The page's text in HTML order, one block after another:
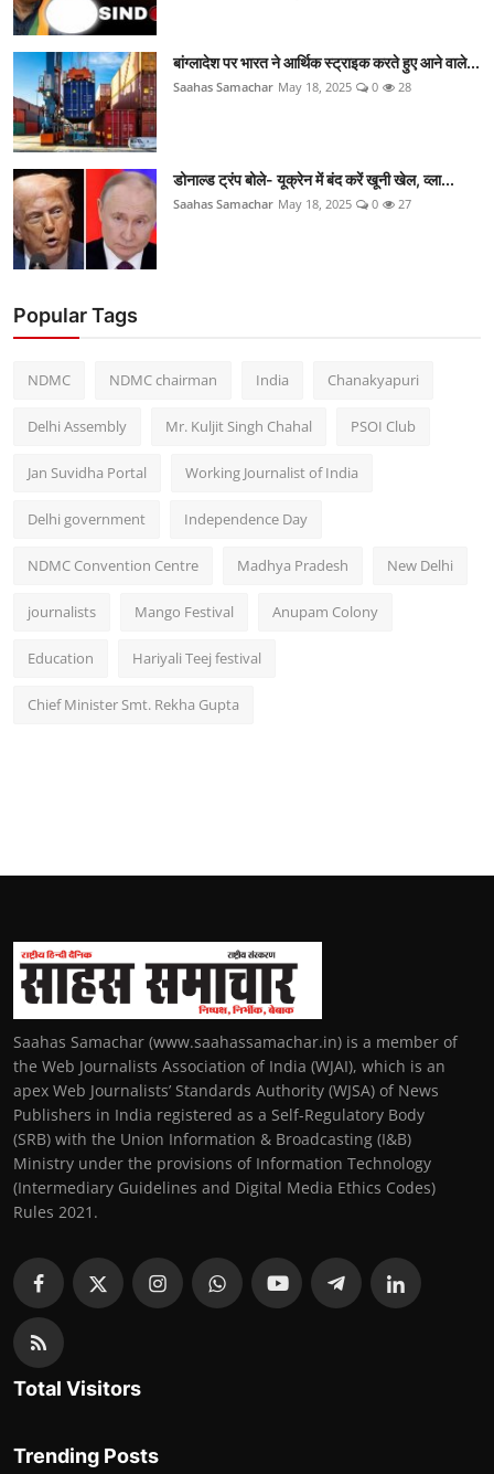
बांग्लादेश पर भारत ने आर्थिक स्ट्राइक करते हुए आने वाले...
Saahas Samachar May 18, 2025 0 28
डोनाल्ड ट्रंप बोले- यूक्रेन में बंद करें खूनी खेल, व्ला...
Saahas Samachar May 18, 2025 0 27
Popular Tags
NDMC NDMC chairman India Chanakyapuri
Delhi Assembly Mr. Kuljit Singh Chahal PSOI Club
Jan Suvidha Portal Working Journalist of India
Delhi government Independence Day
NDMC Convention Centre Madhya Pradesh New Delhi
journalists Mango Festival Anupam Colony
Education Hariyali Teej festival
Chief Minister Smt. Rekha Gupta
Saahas Samachar (www.saahassamachar.in) is a member of
the Web Journalists Association of India (WJAI), which is an
apex Web Journalists’ Standards Authority (WJSA) of News
Publishers in India registered as a Self-Regulatory Body
(SRB) with the Union Information & Broadcasting (I&B)
Ministry under the provisions of Information Technology
(Intermediary Guidelines and Digital Media Ethics Codes)
Rules 2021.
Total Visitors
Trending Posts